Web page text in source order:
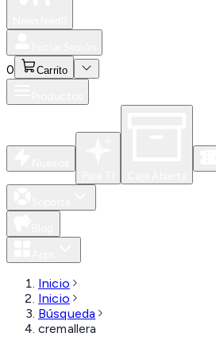
0 Carrito
Inicio
Inicio
Búsqueda
cremallera